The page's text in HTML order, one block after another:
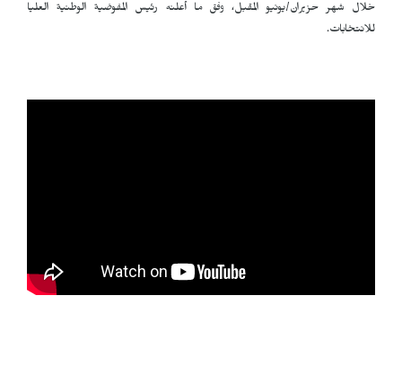
خلال شهر حزيران/يونيو المقبل، وفق ما أعلنه رئيس المفوضية الوطنية العليا
للانتخابات.